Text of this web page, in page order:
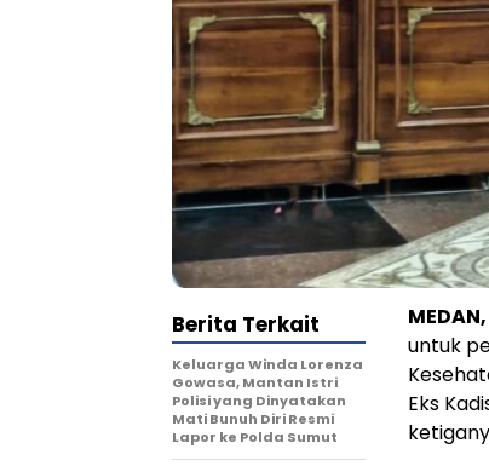
untuk
Eks
Berita Terkait
Keluarga Winda Lorenza
Gowasa, Mantan Istri
Polisi yang Dinyatakan
Mati Bunuh Diri Resmi
Lapor ke Polda Sumut